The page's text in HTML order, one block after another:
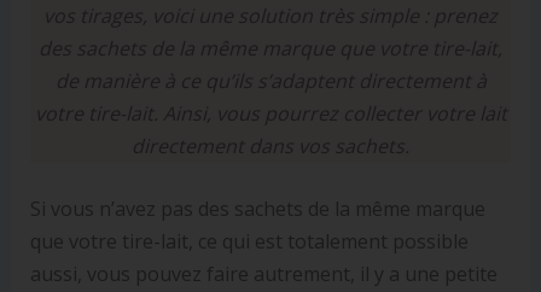
vos tirages, voici une solution très simple : prenez
des sachets de la même marque que votre tire-lait,
de manière à ce qu’ils s’adaptent directement à
votre tire-lait. Ainsi, vous pourrez collecter votre lait
directement dans vos sachets.
Si vous n’avez pas des sachets de la même marque
que votre tire-lait, ce qui est totalement possible
aussi, vous pouvez faire autrement, il y a une petite